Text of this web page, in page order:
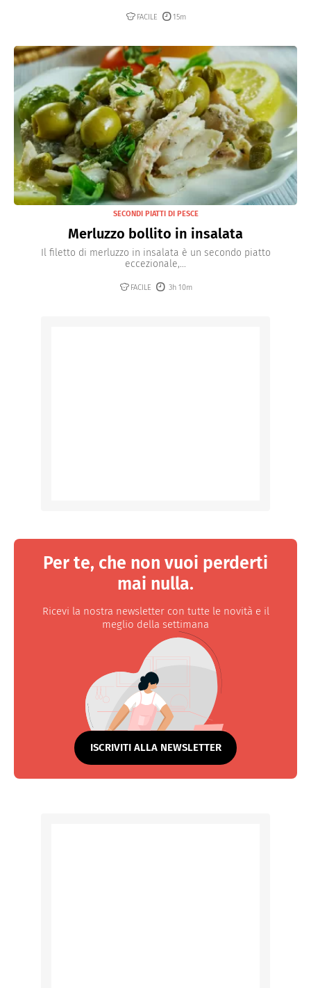
FACILE 15m
SECONDI PIATTI DI PESCE
Merluzzo bollito in insalata
Il filetto di merluzzo in insalata è un secondo piatto
eccezionale,...
FACILE 3h 10m
Per te, che non vuoi perderti
mai nulla.
Ricevi la nostra newsletter con tutte le novità e il
meglio della settimana
ISCRIVITI ALLA NEWSLETTER